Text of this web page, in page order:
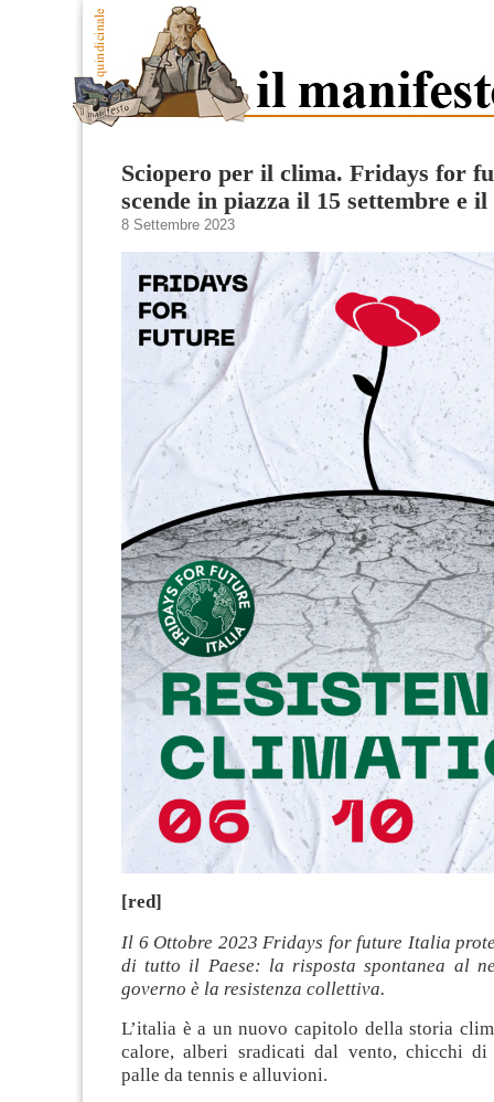
Sciopero per il clima. Fridays for
scende in piazza il 15 settembre e
8 Settembre 2023
[red]
Il 6 Ottobre 2023 Fridays for future Italia
di tutto il Paese: la risposta spontanea al
governo è la resistenza collettiva.
L’italia è a un nuovo capitolo della storia
calore, alberi sradicati dal vento, chicchi di
palle da tennis e alluvioni.